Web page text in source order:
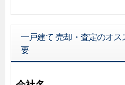
一戸建て 売却・査定のオ
要